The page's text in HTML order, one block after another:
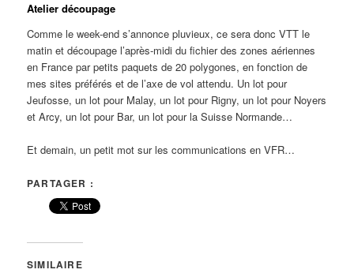
Atelier découpage
Comme le week-end s’annonce pluvieux, ce sera donc VTT le
matin et découpage l’après-midi du fichier des zones aériennes
en France par petits paquets de 20 polygones, en fonction de
mes sites préférés et de l’axe de vol attendu. Un lot pour
Jeufosse, un lot pour Malay, un lot pour Rigny, un lot pour Noyers
et Arcy, un lot pour Bar, un lot pour la Suisse Normande…
Et demain, un petit mot sur les communications en VFR…
PARTAGER :
SIMILAIRE